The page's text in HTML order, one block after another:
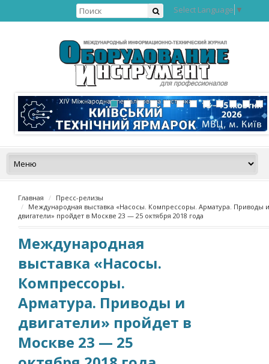
Select Language ▼
Главная
Пресс-релизы
Международная выставка «Насосы. Компрессоры. Арматура. Приводы и
двигатели» пройдет в Москве 23 — 25 октября 2018 года
Международная
выставка «Насосы.
Компрессоры.
Арматура. Приводы и
двигатели» пройдет в
Москве 23 — 25